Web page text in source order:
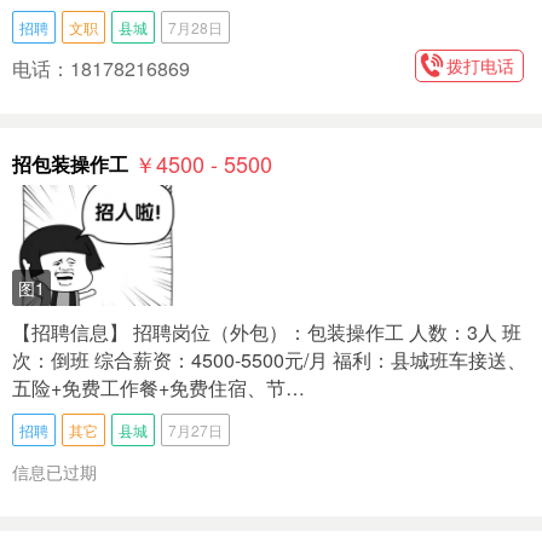
招聘 文职 县城 7月28日
电话：18178216869 拨打电话
招包装操作工 ￥4500 - 5500
图1
【招聘信息】 招聘岗位（外包）：包装操作工 人数：3人 班
次：倒班 综合薪资：4500-5500元/月 福利：县城班车接送、
五险+免费工作餐+免费住宿、节…
招聘 其它 县城 7月27日
信息已过期